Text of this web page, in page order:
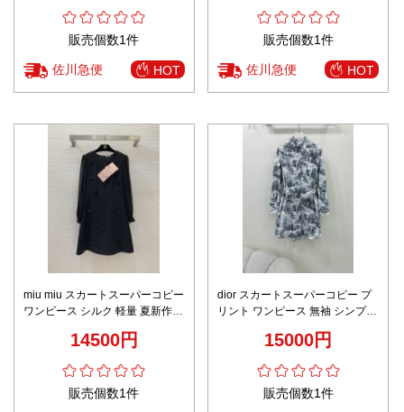
販売個数1件
佐川急便 HOT
販売個数1件
佐川急便 HOT
miu miu スカートスーパーコピー
ワンピース シルク 軽量 夏新作
14500円
販売個数1件
dior スカートスーパーコピー プ
リント ワンピース 無袖 シンプル
15000円
販売個数1件